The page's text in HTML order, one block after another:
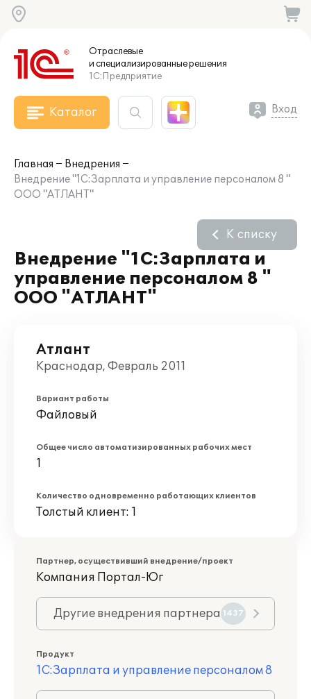
Отраслевые
и специализированныерешения
1С:Предприятие
Каталог Вход
Главная
Внедрения
Внедрение "1С:Зарплата и управление персоналом 8 "
ООО "АТЛАНТ"
Внедрение "1С:Зарплата и
управление персоналом 8 "
ООО "АТЛАНТ"
К списку
Атлант
Краснодар, Февраль 2011
Вариант работы
Файловый
Общее число автоматизированных рабочих мест
1
Количество одновременно работающих клиентов
Толстый клиент: 1
Партнер, осуществивший внедрение/проект
Компания Портал-Юг
Другие внедрения партнера 1437
Продукт
1С:Зарплата и управление персоналом 8